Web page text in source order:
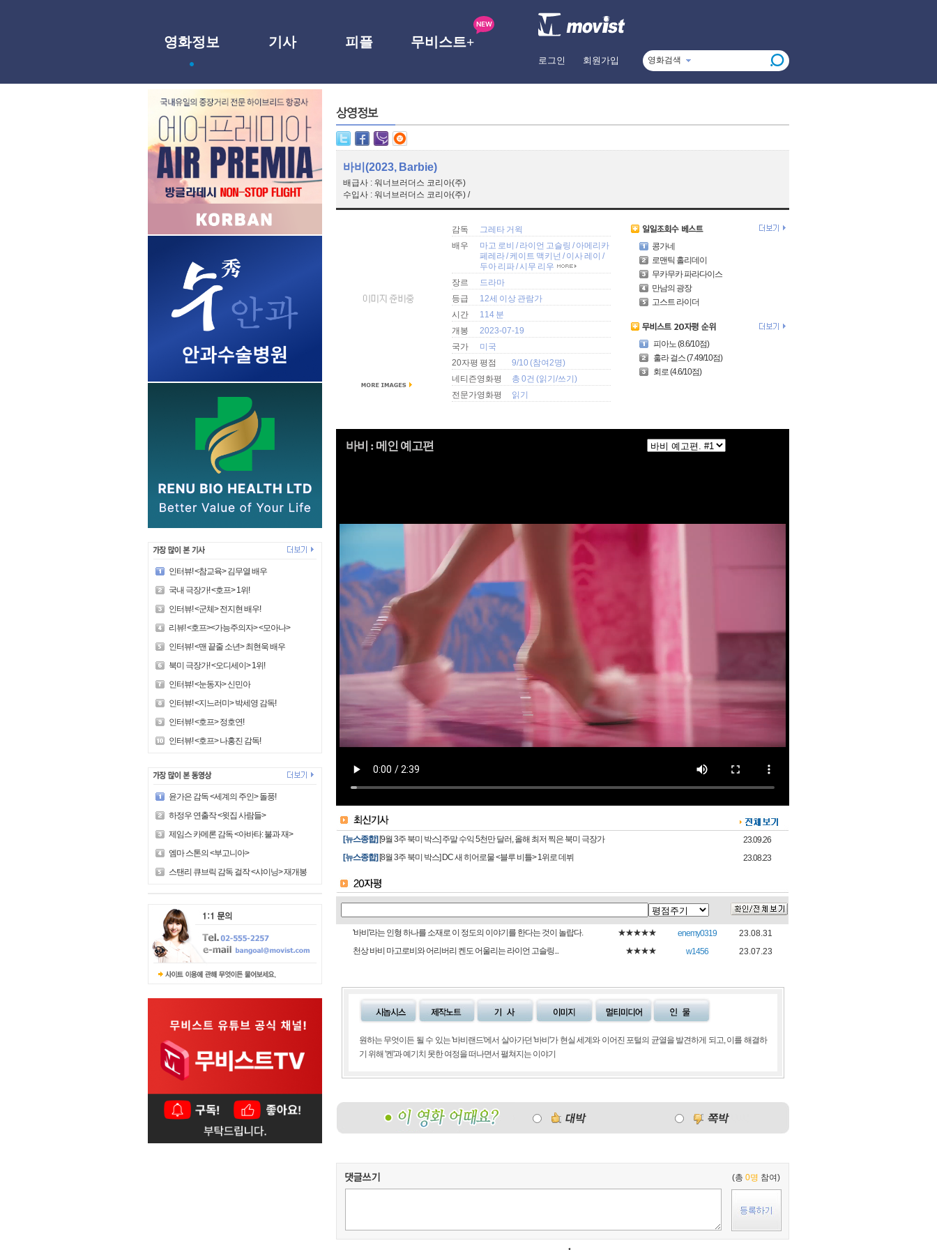
영화정보 기사 피플 무비스트+
로그인 회원가입 영화검색
인터뷰! <참교육> 김무열 배우
국내 극장가! <호프> 1위!
인터뷰! <군체> 전지현 배우!
리뷰! <호프><가능주의자> <모아나>
인터뷰! <맨 끝줄 소년> 최현욱 배우
북미 극장가! <오디세이> 1위!
인터뷰! <눈동자> 신민아
인터뷰! <지느러미> 박세영 감독!
인터뷰! <호프> 정호연!
인터뷰! <호프> 나홍진 감독!
윤가은 감독 <세계의 주인> 돌풍!
하정우 연출작 <윗집 사람들>
제임스 카메론 감독 <아바타: 불과 재>
엠마 스톤의 <부고니아>
스탠리 큐브릭 감독 걸작 <샤이닝> 재개봉!
바비(2023, Barbie)
배급사 : 워너브러더스 코리아(주)
수입사 : 워너브러더스 코리아(주) /
감독
그레타 거윅
배우
마고 로비 /라이언 고슬링 /아메리카
페레라/케이트 맥키넌 /이사 레이 /
두아 리파/시무 리우
장르
드라마
등급
12세 이상 관람가
시간
114 분
개봉
2023-07-19
국가
미국
20자평 평점
9/10 (참여2명)
네티즌영화평
총 0건 (읽기 /쓰기 )
전문가영화평
읽기
콩가네
로맨틱 홀리데이
무카무카 파라다이스
만남의 광장
고스트 라이더
피아노 (8.6/10점)
훌라 걸스 (7.49/10점)
회로 (4.6/10점)
바비 : 메인 예고편
[뉴스종합] [9월 3주 북미 박스] 주말 수익 5천만 달러, 올해 최저 찍은 북미 극장가
23.09.26
[뉴스종합] [8월 3주 북미 박스] DC 새 히어로물 <블루 비틀> 1위로 데뷔 23.08.23
'바비'라는 인형 하나를 소재로 이 정도의 이야기를 한다는 것이 놀랍다. ★★★★★ enemy0319
23.08.31
천상 바비 마고로비와 어리버리 켄도 어울리는 라이언 고슬링...
★★★★ w1456 23.07.23
원하는 무엇이든 될 수 있는 '바비랜드'에서 살아가던 '바비'가 현실 세계와 이어진 포털의 균열을 발견하게 되고, 이를 해결하
기 위해 '켄'과 예기치 못한 여정을 떠나면서 펼쳐지는 이야기
(총 0명 참여)